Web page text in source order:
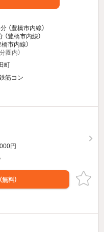
分 （豊橋市内線）
（豊橋市内線）
橋市内線）
圏内）
町
筋コン
円
（無料）